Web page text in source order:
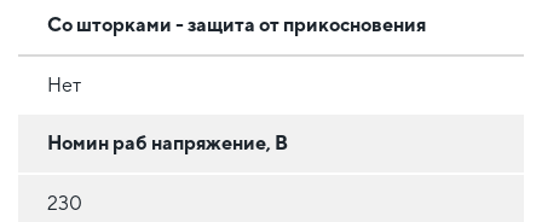
Со шторками - защита от прикосновения
Нет
Номин раб напряжение, В
230